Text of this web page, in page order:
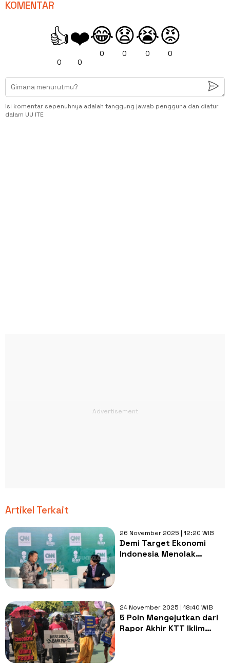
KOMENTAR
👍
0
❤️
0
😂
0
😧
0
😭
0
😡
0
Isi komentar sepenuhnya adalah tanggung jawab pengguna dan diatur
dalam UU ITE
Artikel Terkait
26 November 2025 | 12:20 WIB
Demi Target Ekonomi
Indonesia Menolak
24 November 2025 | 18:40 WIB
5 Poin Mengejutkan dari
Rapor Akhir KTT Iklim